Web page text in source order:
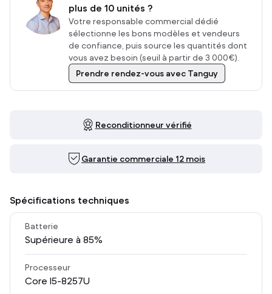
plus de 10 unités ?
Votre responsable commercial dédié
sélectionne les bons modèles et vendeurs
de confiance, puis source les quantités dont
vous avez besoin (seuil à partir de 3 000€).
Prendre rendez-vous avec Tanguy
Reconditionneur vérifié
Garantie commerciale 12 mois
Spécifications techniques
Batterie
Supérieure à 85%
Processeur
Core I5-8257U